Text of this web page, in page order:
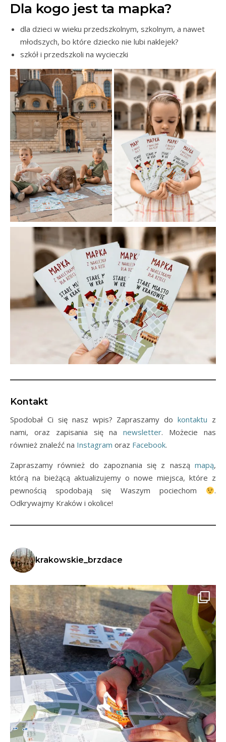
Dla kogo jest ta mapka?
dla dzieci w wieku przedszkolnym, szkolnym, a nawet
młodszych, bo które dziecko nie lubi naklejek?
szkół i przedszkoli na wycieczki
Kontakt
Spodobał Ci się nasz wpis? Zapraszamy dokontaktu z
nami, oraz zapisania się nanewsletter. Możecie nas
również znaleźć na Instagram oraz Facebook.
Zapraszamy również do zapoznania się z naszą mapą,
którą na bieżącą aktualizujemy o nowe miejsca, które z
pewnością spodobają się Waszym pociechom
.
Odkrywajmy Kraków i okolice!
krakowskie_brzdace